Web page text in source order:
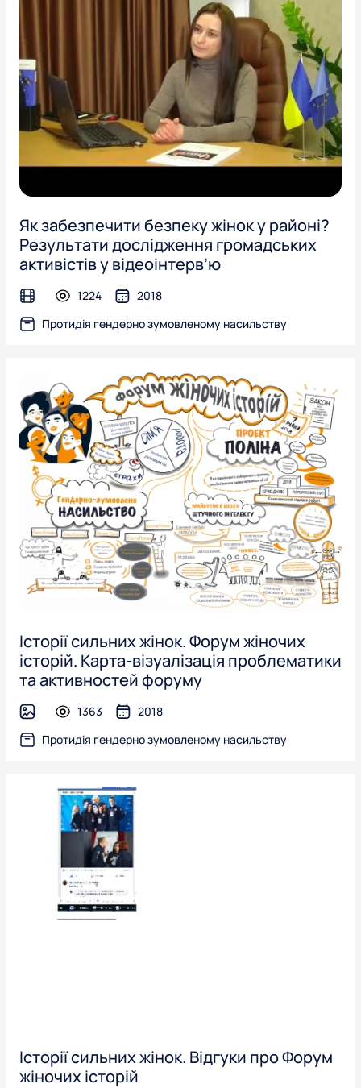
Як забезпечити безпеку жінок у районі?
Результати дослідження громадських
активістів у відеоінтерв’ю
video 1224
2018
Протидія гендерно зумовленому насильству
Історії сильних жінок. Форум жіночих
історій. Карта-візуалізація проблематики
та активностей форуму
image 1363
2018
Протидія гендерно зумовленому насильству
Історії сильних жінок. Відгуки про Форум
жіночих історій